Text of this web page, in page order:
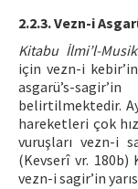
2.2.3. Vezn-i
Kitabu İlmi’l-
için vezn-i
asgarü’s-
belirtilmektedir.
hareketleri çok
vuruşları vezn-i
(Kevserî vr. 180b)
vezn-i sagir’in